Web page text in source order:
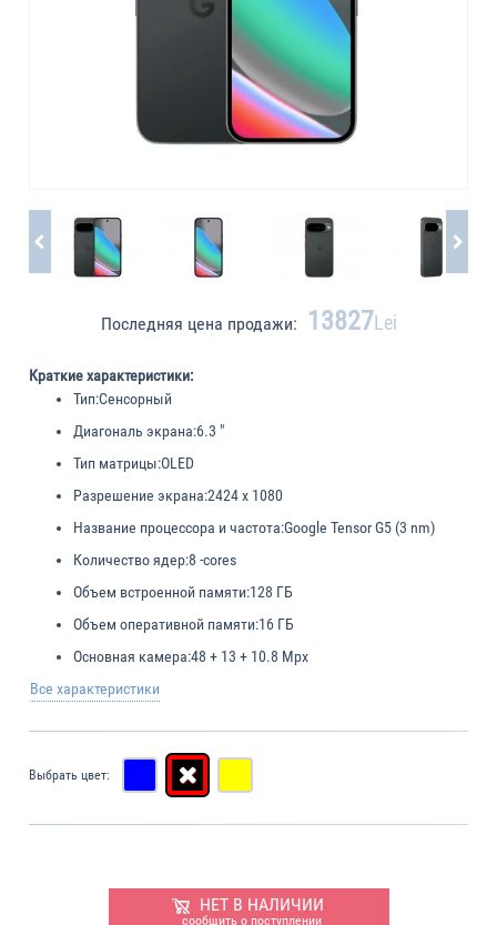
Последняя цена продажи: 13827Lei
Краткие характеристики:
Тип:Сенсорный
Диагональ экрана:6.3 "
Тип матрицы:OLED
Разрешение экрана:2424 x 1080
Название процессора и частота:Google Tensor G5 (3 nm)
Количество ядер:8 -cores
Объем встроенной памяти:128 ГБ
Объем оперативной памяти:16 ГБ
Основная камера:48 + 13 + 10.8 Mpx
Все характеристики
Выбрать цвет:
НЕТ В НАЛИЧИИ
сообщить о поступлении